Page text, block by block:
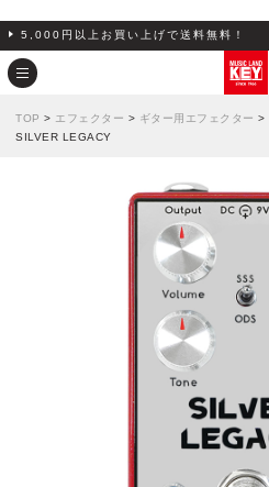
5,000円以上お買い上げで送料無料！
TOP > エフェクター > ギター用エフェクター >
SILVER LEGACY